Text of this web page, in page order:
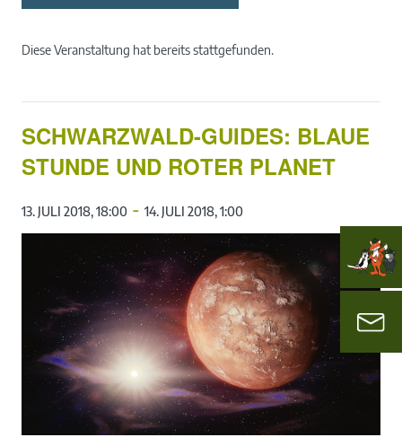
Diese Veranstaltung hat bereits stattgefunden.
SCHWARZWALD-GUIDES: BLAUE
STUNDE UND ROTER PLANET
13. JULI 2018, 18:00 - 14. JULI 2018, 1:00